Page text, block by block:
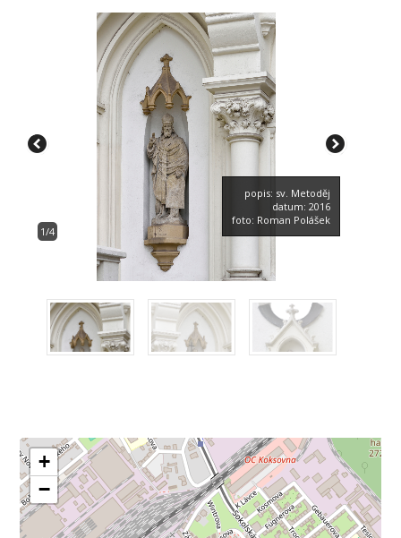
1/4
popis: sv. Metoděj
datum: 2016
foto: Roman Polášek
+
−